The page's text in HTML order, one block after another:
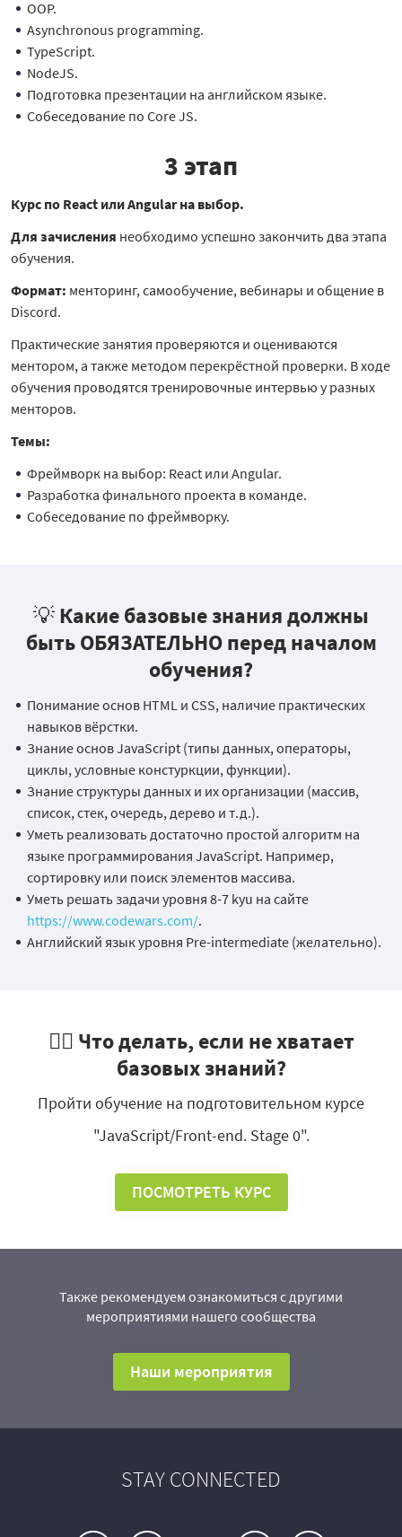
OOP.
Asynchronous programming.
TypeScript.
NodeJS.
Подготовка презентации на английском языке.
Собеседование по Core JS.
3 этап
Курс по React или Angular на выбор.
Для зачисления необходимо успешно закончить два этапа
обучения.
Формат: менторинг, самообучение, вебинары и общение в
Discord.
Практические занятия проверяются и оцениваются
ментором, а также методом перекрёстной проверки. В ходе
обучения проводятся тренировочные интервью у разных
менторов.
Темы:
Фреймворк на выбор: React или Angular.
Разработка финального проекта в команде.
Собеседование по фреймворку.
💡 Какие базовые знания должны
быть ОБЯЗАТЕЛЬНО перед началом
обучения?
Понимание основ HTML и CSS, наличие практических
навыков вёрстки.
Знание основ JavaScript (типы данных, операторы,
циклы, условные констуркции, функции).
Знание структуры данных и их организации (массив,
список, стек, очередь, дерево и т.д.).
Уметь реализовать достаточно простой алгоритм на
языке программирования JavaScript. Например,
сортировку или поиск элементов массива.
Уметь решать задачи уровня 8-7 kyu на сайте
https://www.codewars.com/.
Английский язык уровня Pre-intermediate (желательно).
🤷‍♂️ Что делать, если не хватает
базовых знаний?
Пройти обучение на подготовительном курсе
"JavaScript/Front-end. Stage 0".
ПОСМОТРЕТЬ КУРС
Также рекомендуем ознакомиться с другими
мероприятиями нашего сообщества
Наши мероприятия
STAY CONNECTED